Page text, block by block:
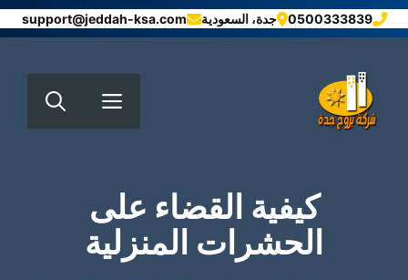
انتقل
إلى
0500333839 جدة، السعودية support@jeddah-ksa.com
القائمة
كيفية القضاء على
الحشرات المنزلية